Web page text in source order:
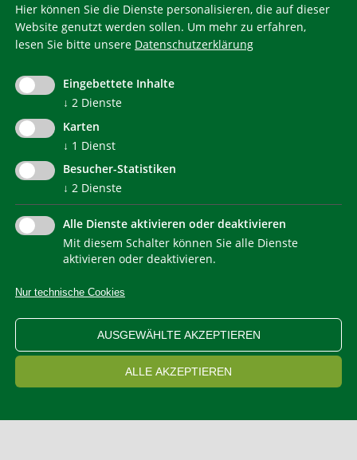
KlimaHaus ist eine eingetragene Marke. Die Nutzung muss
communication@klimahausagentur.it
© 2022 Agentur für Energie Südtirol - KlimaHaus
NEWSLETTER
IMPRESSUM PRIVACY
WEB STATISTIKEN
ERKLÄRUNG BARRIEREFREIHEIT
COOKIEEINSTELLUNGEN
Hier können Sie die Dienste personalisieren, die auf dieser
Website genutzt werden sollen. Um mehr zu erfahren,
lesen Sie bitte unsere Datenschutzerklärung
Eingebettete Inhalte
↓ 2 Dienste
Karten
↓ 1 Dienst
Besucher-Statistiken
↓ 2 Dienste
Alle Dienste aktivieren oder deaktivieren
Mit diesem Schalter können Sie alle Dienste
aktivieren oder deaktivieren.
Nur technische Cookies
AUSGEWÄHLTE AKZEPTIEREN
ALLE AKZEPTIEREN